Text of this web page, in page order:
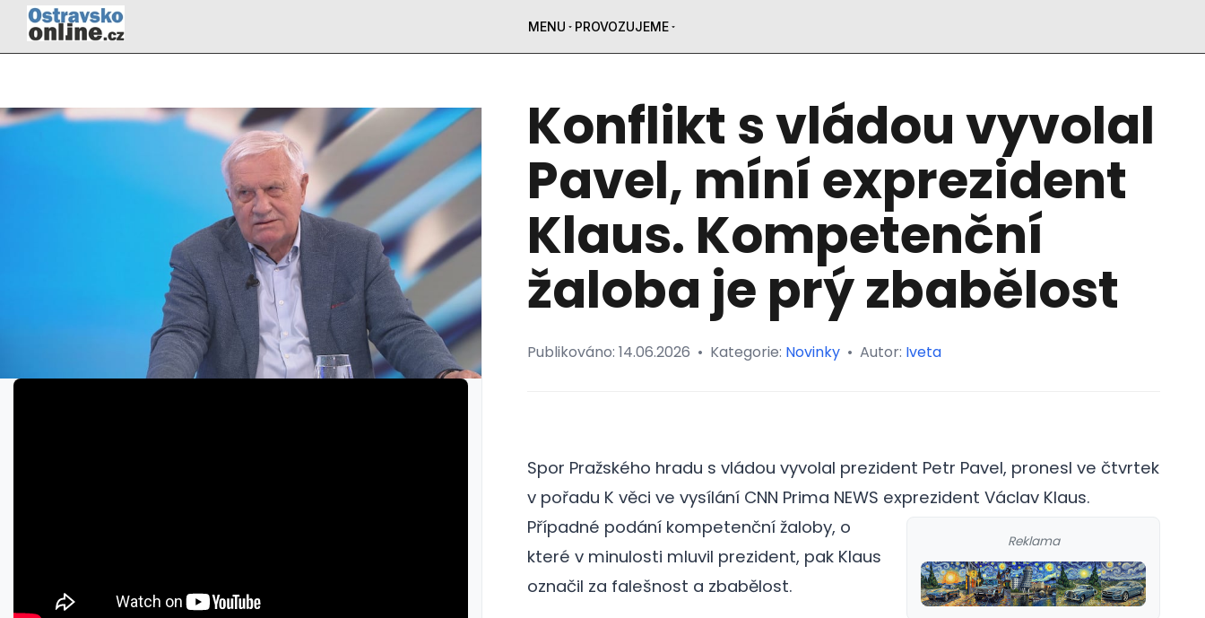
MENU PROVOZUJEME
Konflikt s vládou vyvolal
Pavel, míní exprezident
Klaus. Kompetenční
žaloba je prý zbabělost
Publikováno: 14.06.2026 • Kategorie: Novinky • Autor: Iveta
Spor Pražského hradu s vládou vyvolal prezident Petr Pavel, pronesl ve čtvrtek
v pořadu K věci ve vysílání CNN Prima NEWS exprezident Václav Klaus.
Reklama
Případné podání kompetenční žaloby, o
které v minulosti mluvil prezident, pak Klaus
označil za falešnost a zbabělost.